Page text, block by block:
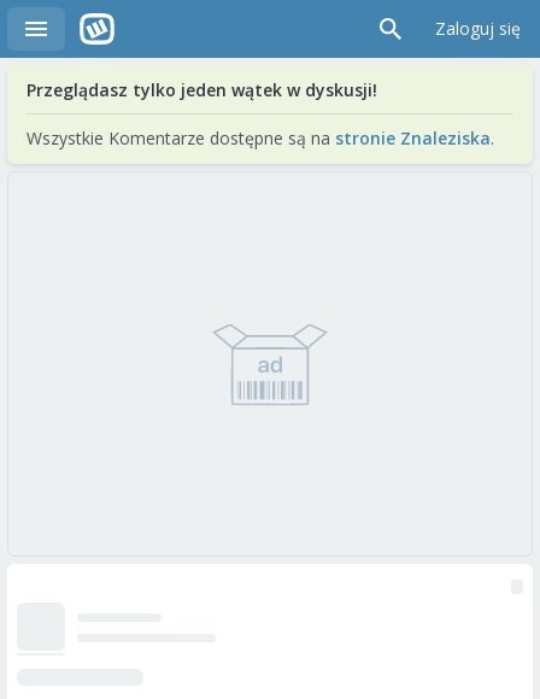
Zaloguj się
Przeglądasz tylko jeden wątek w dyskusji!
Wszystkie Komentarze dostępne są na stronie Znaleziska.